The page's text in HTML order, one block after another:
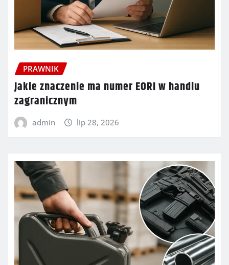
PRAWNIK
Jakie znaczenie ma numer EORI w handlu
zagranicznym
admin lip 28, 2026